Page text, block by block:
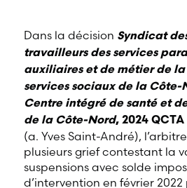
du travail et
de l’emploi.
Dans la décision Syndicat
travailleurs des services
auxiliaires et de métier de la
services sociaux de la Côte-
Centre intégré de santé et
de la Côte-Nord, 2024 QCTA
(a. Yves Saint-André),
plusieurs grief contestant la
suspensions avec solde
d’intervention en février 2022